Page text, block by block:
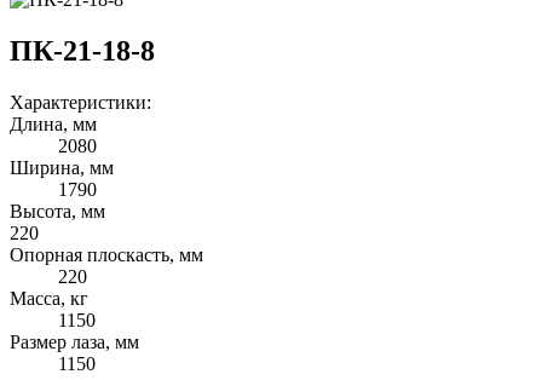
ПК-21-18-8
Характеристики:
Длина, мм
2080
Ширина, мм
1790
Высота, мм
220
Опорная плоскасть, мм
220
Масса, кг
1150
Размер лаза, мм
1150